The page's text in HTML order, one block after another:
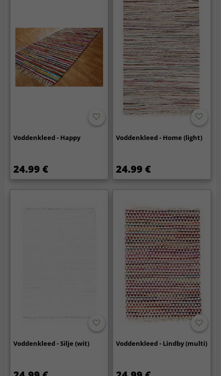
Voddenkleed - Happy
24.99 €
Voddenkleed - Home (light)
24.99 €
Voddenkleed - Silje (wit) Voddenkleed - Lindby (multi)